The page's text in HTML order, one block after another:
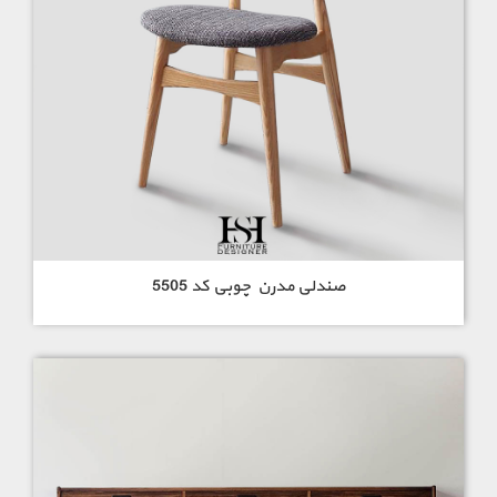
میباشد. همکاران ما انواع صندلی راحتی تک نفره را به شما عزیزان در
قیمت صندلی چوبی مدرن در تهران
فروش صندلی راحتی در تهران
مبلمان مدرن ایرانی
مبلمان مدرن ایتالیایی
پارچه های به کار رفته در ساخت مبلمان مدرن ایرانی یکی از عوامل
پارچه های ترک و ایرانی استفاده میکند. چوب به کار رفته در ساخت
بهترین برند تخت خواب دو نفره
صندلی مدرن چوبی کد 5505